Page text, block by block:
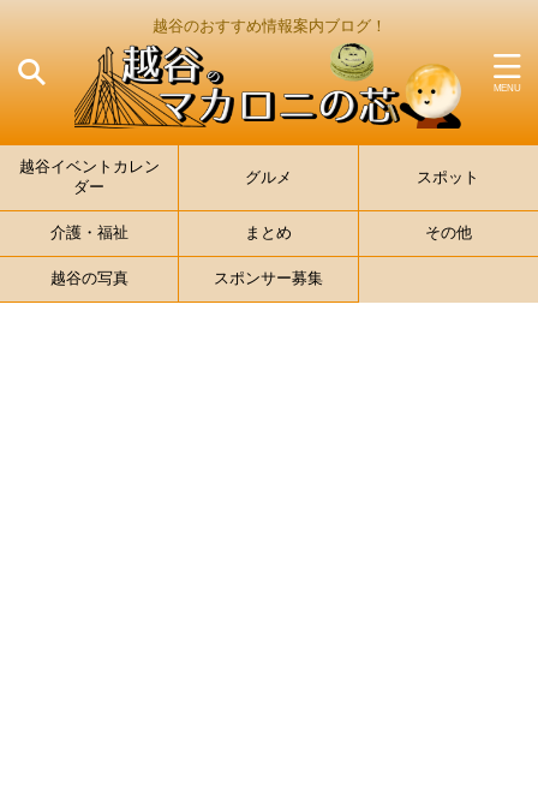
越谷のおすすめ情報案内ブログ！
越谷イベントカレン
ダー
グルメ スポット
介護・福祉 まとめ その他
越谷の写真 スポンサー募集